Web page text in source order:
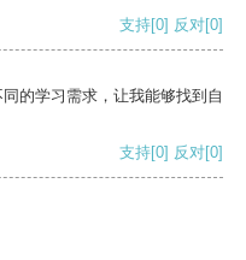
支持[0] 反对[0]
的学习需求，让我能够找到自
支持[0] 反对[0]